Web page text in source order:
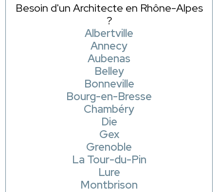
Besoin d'un Architecte en Rhône-Alpes
?
Albertville
Annecy
Aubenas
Belley
Bonneville
Bourg-en-Bresse
Chambéry
Die
Gex
Grenoble
La Tour-du-Pin
Lure
Montbrison